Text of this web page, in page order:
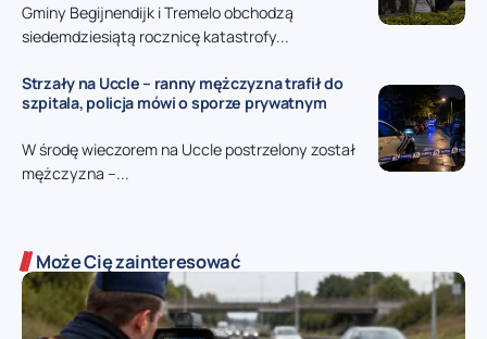
Gminy Begijnendijk i Tremelo obchodzą
siedemdziesiątą rocznicę katastrofy...
Strzały na Uccle – ranny mężczyzna trafił do
szpitala, policja mówi o sporze prywatnym
W środę wieczorem na Uccle postrzelony został
mężczyzna –...
Może Cię zainteresować